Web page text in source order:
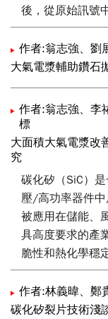
後，從原始訊號
差異，與研磨過
磨損率 > 0.1的
晶圓表面粗糙度
現較其他兩次不
不受加工件表面
砂輪的表面變化
帶上的比率。
作者:翁志強、劉
大氣電漿輔助鑽石
作者:翁志強、李
標
大面積大氣電漿改
究
碳化矽（SiC）
壓/高功率器件
被應用在儲能、
具高度要求的產
脆性和熱化學穩
加工。再者，因
效率的輪磨製程
性變形和斷裂等
作者:林義暐、鄭
碳化矽裂片技術淺